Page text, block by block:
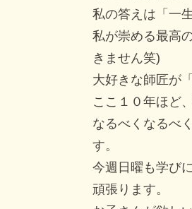
私の答えは「一
私が崇める最高
きません笑)
大好きな師匠が
ここ１０年ほど
なるべくなるべ
す。
今週日曜も学び
頑張ります。